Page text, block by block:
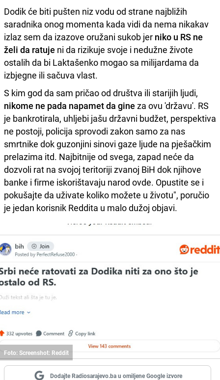
Dodik će biti pušten niz vodu od strane najbližih
saradnika onog momenta kada vidi da nema nikakav
izlaz sem da izazove oružani sukob jer niko u RS ne
želi da ratuje ni da rizikuje svoje i nedužne živote
ostalih da bi Laktašenko mogao sa milijardama da
izbjegne ili sačuva vlast.
S kim god da sam pričao od društva ili starijih ljudi,
nikome ne pada napamet da gine za ovu 'državu'. RS
je bankrotirala, uhljebi jašu državni budžet, perspektiva
ne postoji, policija sprovodi zakon samo za nas
smrtnike dok guzonjini sinovi gaze ljude na pješačkim
prelazima itd. Najbitnije od svega, zapad neće da
dozvoli rat na svojoj teritoriji zvanoj BiH dok njihove
banke i firme iskorištavaju narod ovde. Opustite se i
pokušajte da uživate koliko možete u životu", poručio
je jedan korisnik Reddita u malo dužoj objavi.
Foto: Screenshot: Reddit
Dodajte Radiosarajevo.ba u omiljene Google izvore